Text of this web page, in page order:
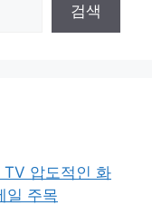
검색
압도적인 화
일 주목